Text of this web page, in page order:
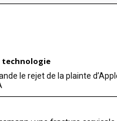
le rejet de la plainte